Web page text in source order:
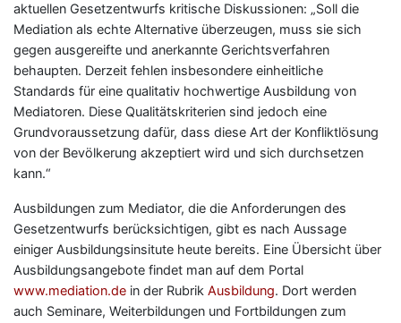
aktuellen Gesetzentwurfs kritische Diskussionen: „Soll die
Mediation als echte Alternative überzeugen, muss sie sich
gegen ausgereifte und anerkannte Gerichtsverfahren
behaupten. Derzeit fehlen insbesondere einheitliche
Standards für eine qualitativ hochwertige Ausbildung von
Mediatoren. Diese Qualitätskriterien sind jedoch eine
Grundvoraussetzung dafür, dass diese Art der Konfliktlösung
von der Bevölkerung akzeptiert wird und sich durchsetzen
kann.“
Ausbildungen zum Mediator, die die Anforderungen des
Gesetzentwurfs berücksichtigen, gibt es nach Aussage
einiger Ausbildungsinsitute heute bereits. Eine Übersicht über
Ausbildungsangebote findet man auf dem Portal
www.mediation.de in der Rubrik Ausbildung. Dort werden
auch Seminare, Weiterbildungen und Fortbildungen zum